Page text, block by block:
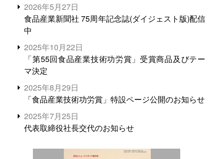
2026年5月27日
食品産業新聞社 75周年記念誌(ダイジェスト版)配信
中
2025年10月22日
「第55回食品産業技術功労賞」受賞商品及びテー
マ決定
2025年8月29日
「食品産業技術功労賞」特設ページ公開のお知らせ
2025年7月25日
代表取締役社長交代のお知らせ